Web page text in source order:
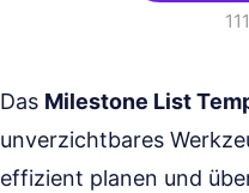
Das Milestone List
unverzichtbares
effizient planen und